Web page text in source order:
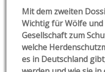
Mit dem zweiten
Wichtig für Wölfe und
Gesellschaft zum
welche
es in Deutschland